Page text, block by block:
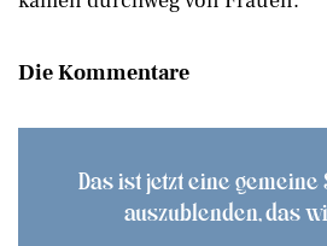
Die Kommentare
Das ist jetzt eine gemeine
auszublenden, das